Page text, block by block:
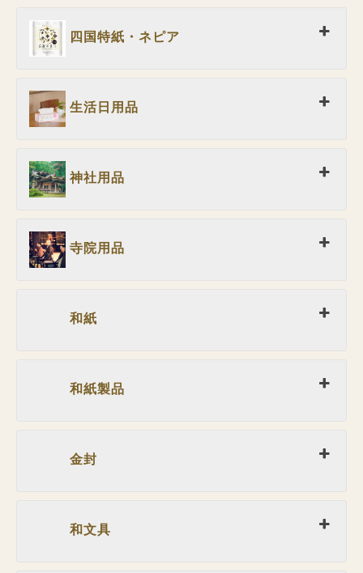
四国特紙・ネピア
生活日用品
神社用品
寺院用品
和紙
和紙製品
金封
和文具